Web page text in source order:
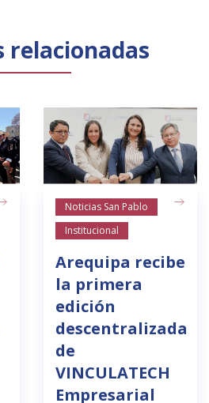
relacionadas
Noticias San Pablo
Institucional
Arequipa recibe
la primera
edición
descentralizada
de
VINCULATECH
Empresarial